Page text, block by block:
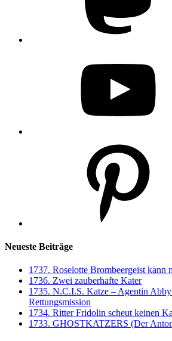
Neueste Beiträge
1737. Roselotte Brombeergeist kann
1736. Zwei zauberhafte Kater
1735. N.C.I.S. Katze – Agentin
Rettungsmission
1734. Ritter Fridolin scheut keinen
1733. GHOSTKATZERS (Der